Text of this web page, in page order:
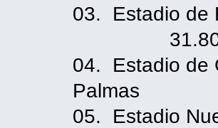
03.
04.
Palmas
05.